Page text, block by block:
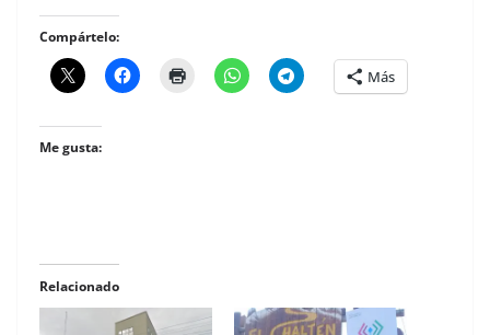
Compártelo:
Más
Me gusta:
Relacionado